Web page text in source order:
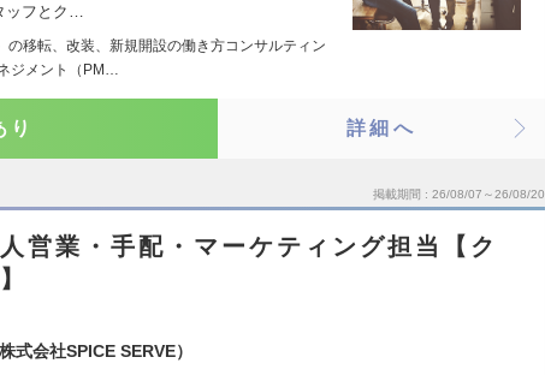
フとク…
の移転、改装、新規開設の働き方コンサルティン
ジメント（PM…
り 詳細へ
掲載期間 26/08/07～26/08/20
営業・手配・マーケティング担当【ク
式会社SPICE SERVE）